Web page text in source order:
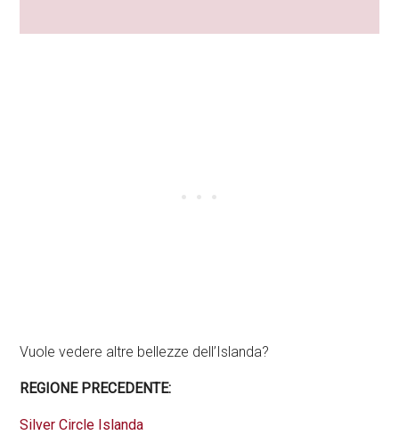
Vuole vedere altre bellezze dell’Islanda?
REGIONE PRECEDENTE:
Silver Circle Islanda